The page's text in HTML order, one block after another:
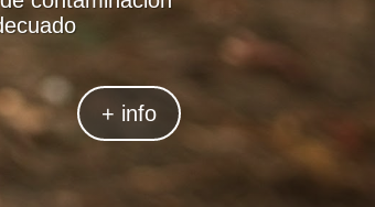
de
adecuado.
+ info